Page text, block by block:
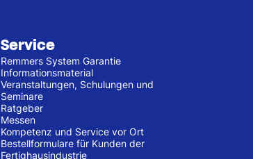
Service
Remmers System Garantie
Informationsmaterial
Veranstaltungen, Schulungen und
Seminare
Ratgeber
Messen
Kompetenz und Service vor Ort
Bestellformulare für Kunden der
Fertighausindustrie